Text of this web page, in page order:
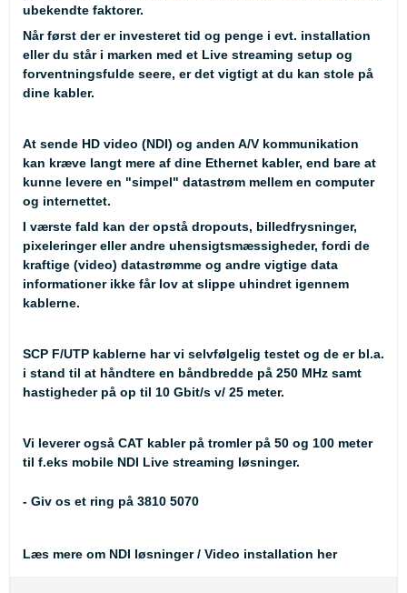
ubekendte faktorer.
Når først der er investeret tid og penge i evt. installation
eller du står i marken med et Live streaming setup og
forventningsfulde seere, er det vigtigt at du kan stole på
dine kabler.
At sende HD video (NDI) og anden A/V kommunikation
kan kræve langt mere af dine Ethernet kabler, end bare at
kunne levere en "simpel" datastrøm mellem en computer
og internettet.
I værste fald kan der opstå dropouts, billedfrysninger,
pixeleringer eller andre uhensigtsmæssigheder, fordi de
kraftige (video) datastrømme og andre vigtige data
informationer ikke får lov at slippe uhindret igennem
kablerne.
SCP F/UTP kablerne har vi selvfølgelig testet og de er bl.a.
i stand til at håndtere en båndbredde på 250 MHz samt
hastigheder på op til 10 Gbit/s v/ 25 meter.
Vi leverer også CAT kabler på tromler på 50 og 100 meter
til f.eks mobile NDI Live streaming løsninger.
- Giv os et ring på 3810 5070
Læs mere om NDI løsninger / Video installation her